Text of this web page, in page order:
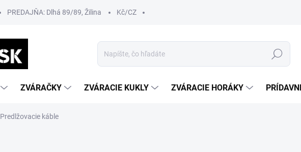
PREDAJŇA: Dlhá 89/89, Žilina Kč/CZ
Hľadať
ZVÁRAČKY ZVÁRACIE KUKLY ZVÁRACIE HORÁKY
Predlžovacie káble